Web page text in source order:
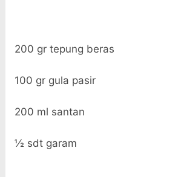
200 gr tepung beras
100 gr gula pasir
200 ml santan
½ sdt garam